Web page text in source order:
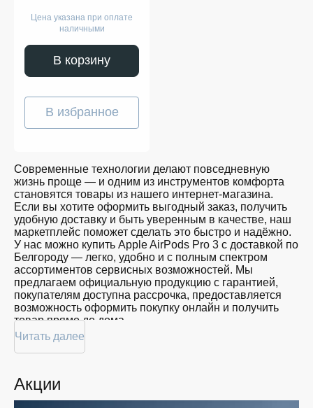
Цена указана при оплате
наличными
В корзину
В избранное
Современные технологии делают повседневную
жизнь проще — и одним из инструментов комфорта
становятся товары из нашего интернет-магазина.
Если вы хотите оформить выгодный заказ, получить
удобную доставку и быть уверенным в качестве, наш
маркетплейс поможет сделать это быстро и надёжно.
У нас можно купить Apple AirPods Pro 3 с доставкой по
Белгороду — легко, удобно и с полным спектром
ассортиментов сервисных возможностей. Мы
предлагаем официальную продукцию с гарантией,
покупателям доступна рассрочка, предоставляется
возможность оформить покупку онлайн и получить
товар прямо до дома.
Покупателям доступна покупка Apple AirPods Pro 3 по
привлекательной цене: мы регулярно обновляем
предоставляем большой выбор продукции. В нашем
магазине в Белгороде вы всегда найдёте нужный
Читать далее
Акции